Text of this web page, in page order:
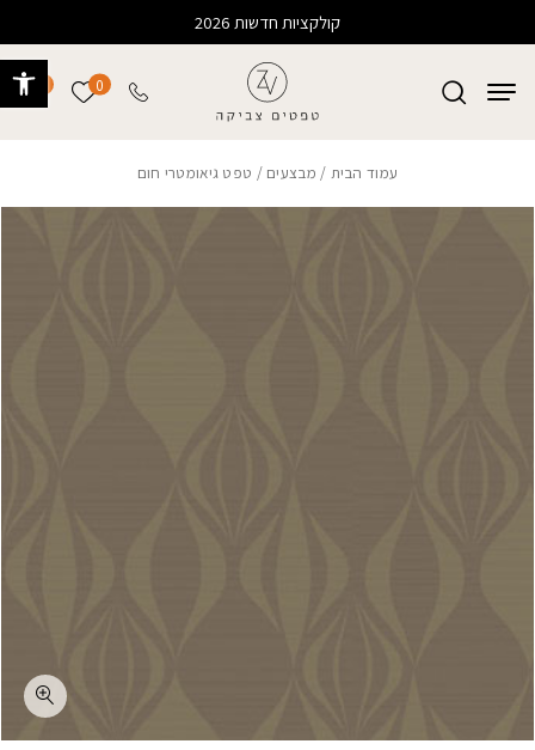
קולקציות חדשות 2026
0 הרשימה
עמוד הבית / מבצעים / טפט גיאומטרי חום